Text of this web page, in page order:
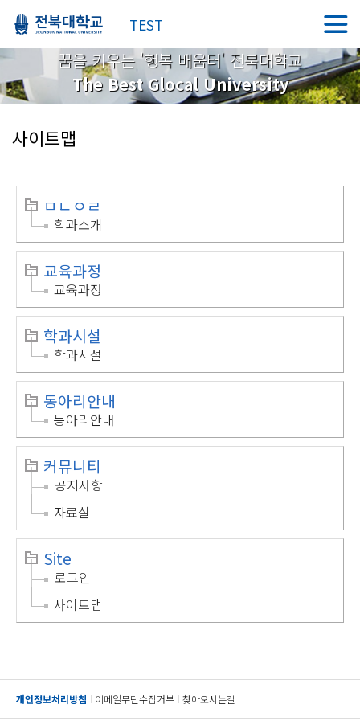
TEST
꿈을 키우는 '행복 배움터' 전북대학교
The Best Glocal University
사이트맵
ㅁㄴㅇㄹ
학과소개
교육과정
교육과정
학과시설
학과시설
동아리안내
동아리안내
커뮤니티
공지사항
자료실
Site
로그인
사이트맵
개인정보처리방침 이메일무단수집거부 찾아오시는길